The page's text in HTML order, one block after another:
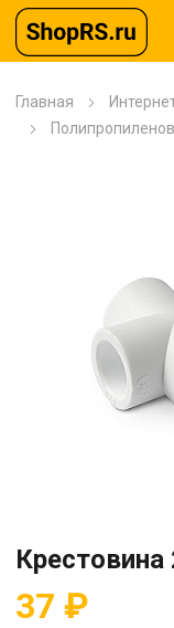
Главная
Крестовина
37 ₽